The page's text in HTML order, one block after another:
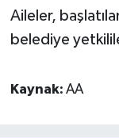
Aileler,
belediye
Kaynak: AA